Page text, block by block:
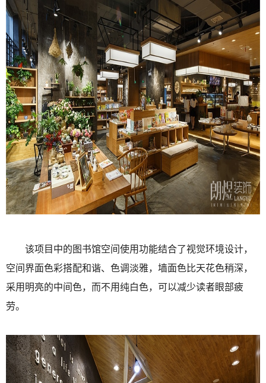
该项目中的图书馆空间使用功能结合了视觉环境设计，
空间界面色彩搭配和谐、色调淡雅，墙面色比天花色稍深，
采用明亮的中间色，而不用纯白色，可以减少读者眼部疲
劳。